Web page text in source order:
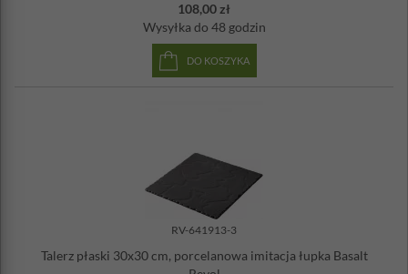
108,00 zł
Wysyłka do 48 godzin
DO KOSZYKA
RV-641913-3
Talerz płaski 30x30 cm, porcelanowa imitacja łupka Basalt